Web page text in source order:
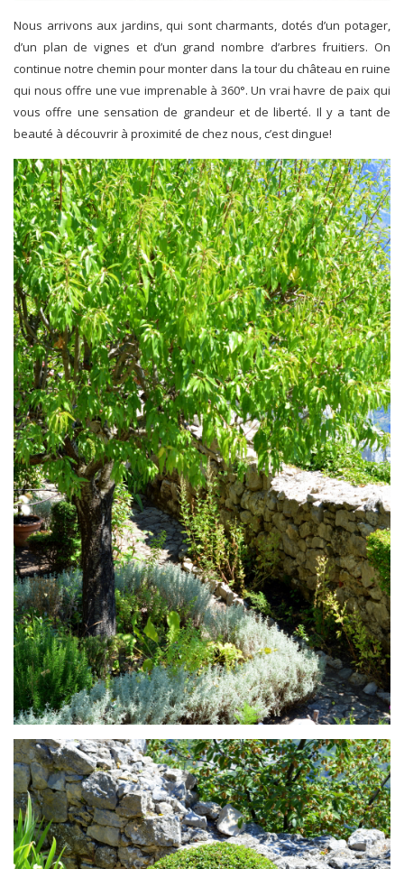
Nous arrivons aux jardins, qui sont charmants, dotés d’un potager,
d’un plan de vignes et d’un grand nombre d’arbres fruitiers. On
continue notre chemin pour monter dans la tour du château en ruine
qui nous offre une vue imprenable à 360°. Un vrai havre de paix qui
vous offre une sensation de grandeur et de liberté. Il y a tant de
beauté à découvrir à proximité de chez nous, c’est dingue!